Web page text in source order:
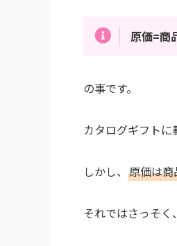
原価=商
の事です。
カタログギフトに
しかし、 原価は商
それではさっそく